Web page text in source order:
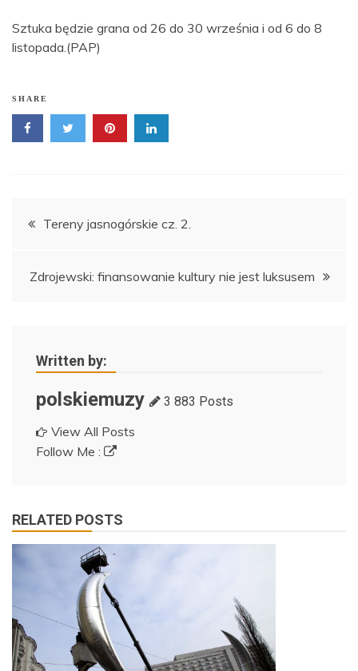
Sztuka będzie grana od 26 do 30 września i od 6 do 8
listopada.(PAP)
SHARE
Nawigacja
Tereny jasnogórskie cz. 2.
Zdrojewski: finansowanie kultury nie jest luksusem
Written by:
polskiemuzy 3 883 Posts
View All Posts
Follow Me :
RELATED POSTS